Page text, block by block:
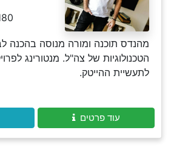
מהנדס תוכנה ומורה מנוסה בהכנה
הטכנולוגיות של צה"ל. מנטורינג
לתעשיית ההייטק.
עוד פרטים